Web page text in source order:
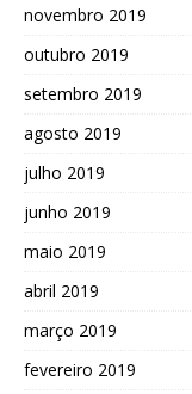
novembro 2019
outubro 2019
setembro 2019
agosto 2019
julho 2019
junho 2019
maio 2019
abril 2019
março 2019
fevereiro 2019